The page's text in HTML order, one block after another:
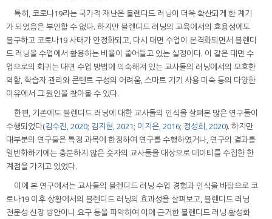
특히, 코로나19라는 국가적 재난은 블렌디드 러닝이 더욱 확산되게 한 계기
가 되었음은 부인할 수 없다. 하지만 블렌디드 러닝의 교육에서의 효용성에도
불구하고 코로나19 사태가 안정화되고, 다시 대면 수업이 본격화되면서 블렌디
드 러닝을 수업에서 활용하는 비율이 줄어들고 있는 실정이다. 이 같은 대면 수
업으로의 회귀는 대면 수업 방법에 익숙해져 있는 교사들의 러닝에서의 모호한
역할, 학습자 관리와 콘텐트 구성의 어려움, 스마트 기기 사용 미숙 등의 다양한
이유에서 그 원인을 찾아볼 수 있다.
한편, 기존에도 블렌디드 러닝에 대한 교사들의 인식을 살펴본 많은 연구들이
수행되었다(김수진, 2020; 김지현, 2021; 이지은, 2016; 정성희, 2020). 하지만
대부분의 연구들은 특정 과목에 한정하여 연구를 수행하였거나, 연구의 결과를
일반화하기에는 충분하지 않은 숫자의 교사들을 대상으로 데이터를 수집한 한
계점을 가지고 있었다.
이에 본 연구에서는 교사들의 블렌디드 러닝 수업 경험과 인식을 바탕으로 코
로나19 이후 상황에서의 블렌디드 러닝의 효과성을 살펴보고, 블렌디드 러닝
전문성 신장 방안이나 요구 등을 파악하여 이에 근거한 블렌디드 러닝 활성화